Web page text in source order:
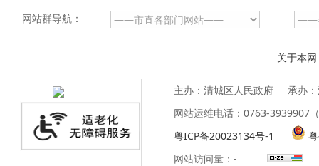
网站群导航：
关于本网
主办：清城区人民政府
承办
网站运维电话：0763-3939907
粤ICP备20023134号-1
网站访问量： -